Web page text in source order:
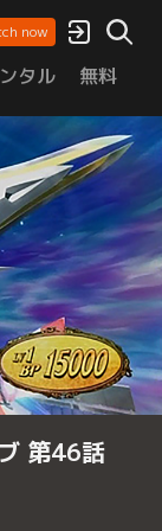
now
タル 無料
第46話